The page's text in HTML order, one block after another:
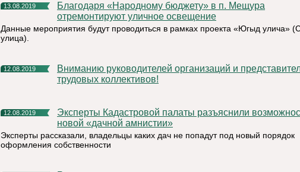
13.08.2019
Благодаря «Народному бюджету» в п. Мещура
отремонтируют уличное освещение
Данные мероприятия будут проводиться в рамках проекта «Югыд улича»
улица).
12.08.2019
Вниманию руководителей организаций и представителей
трудовых коллективов!
12.08.2019
Эксперты Кадастровой палаты разъяснили возможности
новой «дачной амнистии»
Эксперты рассказали, владельцы каких дач не попадут под новый порядок
оформления собственности